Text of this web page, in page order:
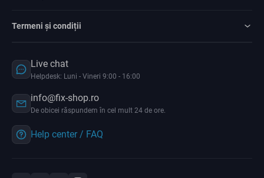
Termeni și condiții
Live chat
Helpdesk: Luni - Vineri 9:00 - 16:00
info@fix-shop.ro
De obicei răspundem în cel mult 24 de ore.
Help center / FAQ